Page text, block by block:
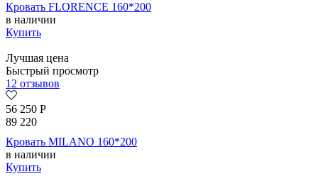
Кровать FLORENCE 160*200
в наличии
Купить
Лучшая цена
Быстрый просмотр
12 отзывов
56 250 Р
89 220
Кровать MILANO 160*200
в наличии
Купить